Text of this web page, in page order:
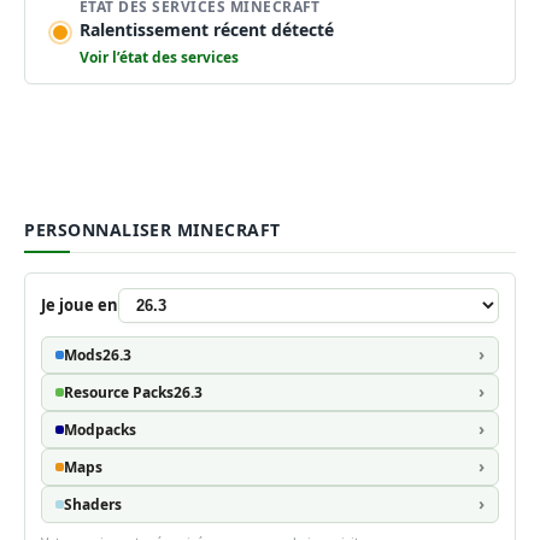
ÉTAT DES SERVICES MINECRAFT
Ralentissement récent détecté
Voir l’état des services
PERSONNALISER MINECRAFT
Je joue en
Mods26.3
Resource Packs26.3
Modpacks
Maps
Shaders